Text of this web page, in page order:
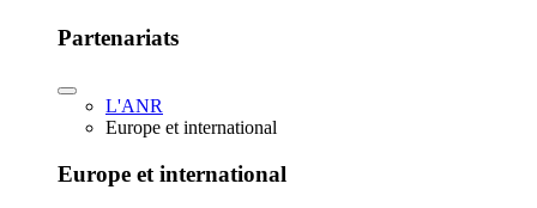
Partenariats
L'ANR
Europe et international
Europe et international